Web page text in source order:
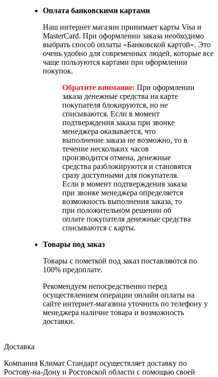
Оплата банковскими картами
Наш интернет магазин принимает карты Visa и
MasterCard. При оформлении заказа необходимо
выбрать способ оплаты «Банковской картой». Это
очень удобно для современных людей, которые все
чаще пользуются картами при оформлении
покупок.
Обратите внимание: При оформлении
заказа денежные средства на карте
покупателя блокируются, но не
списываются. Если в момент
подтверждения заказа при звонке
менеджера оказывается, что
выполнение заказа не возможно, то в
течение нескольких часов
производится отмена, денежные
средства разблокируются и становятся
сразу доступными для покупателя.
Если в момент подтверждения заказа
при звонке менеджера определяется
возможность выполнения заказа, то
при положительном решении об
оплате покупателя денежные средства
списываются с карты.
Товары под заказ
Товары с пометкой под заказ поставляются по
100% предоплате.
Рекомендуем непосредственно перед
осуществлением операции онлайн оплаты на
сайте интернет-магазина уточнить по телефону у
менеджера наличие товара и возможность
доставки.
Доставка
Компания Климат Стандарт осуществляет доставку по
Ростову-на-Дону и Ростовской области с помощью своей